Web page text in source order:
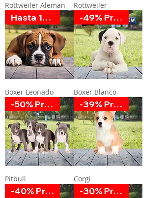
Rottweiler Aleman Rottweiler
Hasta 12 MSI
Boxer Leonado
-49% Promoción
Boxer Blanco
-50% Promoción
Pitbull
-39% Promoción
Corgi
-40% Promoción -30% Promoción